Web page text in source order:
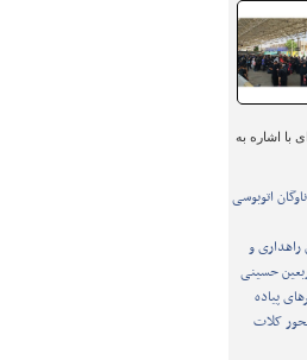
با اشاره به
ناوگان اتوبوسی
راهداری و
حسینی
پیاده
کلات